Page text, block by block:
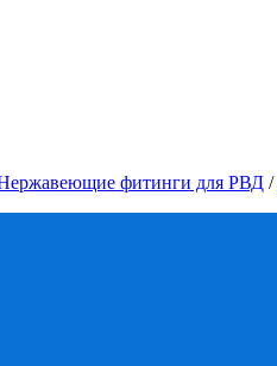
фитинги для РВД /